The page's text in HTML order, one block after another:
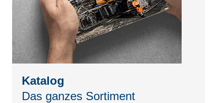
Katalog
Das ganzes Sortiment